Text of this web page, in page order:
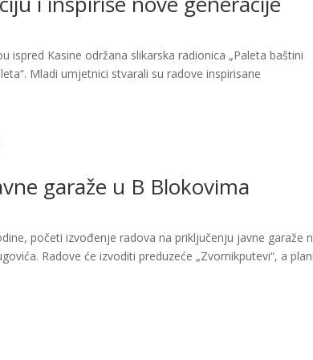
ispred Kasine održana slikarska radionica „Paleta baštini
Mladi umjetnici stvarali su radove inspirisane
garaže u B Blokovima
početi izvođenje radova na priključenju javne garaže
Radove će izvoditi preduzeće „Zvornikputevi“, a